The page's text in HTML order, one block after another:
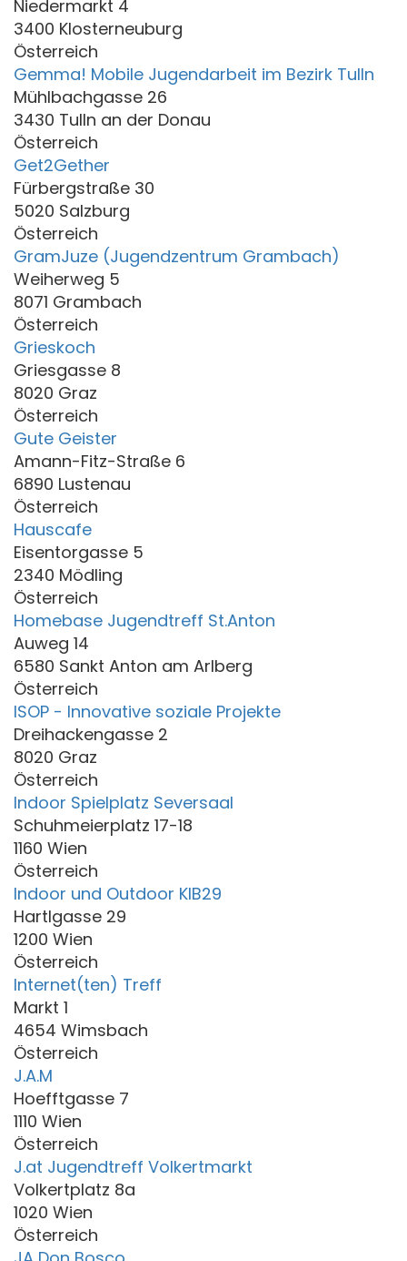
Niedermarkt 4
3400 Klosterneuburg
Österreich
Gemma! Mobile Jugendarbeit im Bezirk Tulln
Mühlbachgasse 26
3430 Tulln an der Donau
Österreich
Get2Gether
Fürbergstraße 30
5020 Salzburg
Österreich
GramJuze (Jugendzentrum Grambach)
Weiherweg 5
8071 Grambach
Österreich
Grieskoch
Griesgasse 8
8020 Graz
Österreich
Gute Geister
Amann-Fitz-Straße 6
6890 Lustenau
Österreich
Hauscafe
Eisentorgasse 5
2340 Mödling
Österreich
Homebase Jugendtreff St.Anton
Auweg 14
6580 Sankt Anton am Arlberg
Österreich
ISOP - Innovative soziale Projekte
Dreihackengasse 2
8020 Graz
Österreich
Indoor Spielplatz Seversaal
Schuhmeierplatz 17-18
1160 Wien
Österreich
Indoor und Outdoor KIB29
Hartlgasse 29
1200 Wien
Österreich
Internet(ten) Treff
Markt 1
4654 Wimsbach
Österreich
J.A.M
Hoefftgasse 7
1110 Wien
Österreich
J.at Jugendtreff Volkertmarkt
Volkertplatz 8a
1020 Wien
Österreich